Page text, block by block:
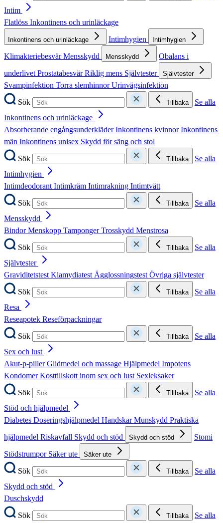
Intim
Flatlöss Inkontinens och urinläckage
Inkontinens och urinläckage Intimhygien Intimhygien
KlimakteriebesvärMensskydd Mensskydd
Obalans i
underlivetProstatabesvärRiklig mens Självtester Självtester
Svampinfektion Torra slemhinnorUrinvägsinfektion
Sök
Tillbaka
Se alla
Inkontinens och urinläckage
Absorberande engångsunderkläderInkontinens kvinnorInkontinens
män Inkontinens unisex Skydd för säng och stol
Sök
Tillbaka
Se alla
Intimhygien
IntimdeodorantIntimkräm Intimrakning Intimtvätt
Sök
Tillbaka
Se alla
Mensskydd
BindorMenskopp TampongerTrosskydd Menstrosa
Sök
Tillbaka
Se alla
Självtester
GraviditetstestKlamydiatestÄgglossningstestÖvriga självtester
Sök
Tillbaka
Se alla
Resa
Reseapotek Reseförpackningar
Sök
Tillbaka
Se alla
Sex och lust
Akut-p-pillerGlidmedel och massage Hjälpmedel Impotens
KondomerKosttillskott inom sex och lust Sexleksaker
Sök
Tillbaka
Se alla
Stöd och hjälpmedel
Diabetes Doseringshjälpmedel HandskarMunskydd Praktiska
hjälpmedel Riskavfall Skydd och stöd Skydd och stöd
Stomi
Stödstrumpor Säker ute Säker ute
Sök Tillbaka
Se alla
Skydd och stöd
Duschskydd
Sök
Tillbaka
Se alla